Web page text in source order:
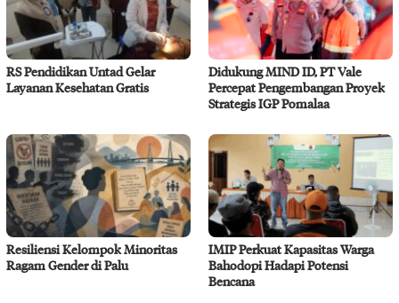
RS Pendidikan Untad Gelar
Layanan Kesehatan Gratis
Didukung MIND ID, PT Vale
Percepat Pengembangan Proyek
Strategis IGP Pomalaa
Resiliensi Kelompok Minoritas
Ragam Gender di Palu
IMIP Perkuat Kapasitas Warga
Bahodopi Hadapi Potensi
Bencana